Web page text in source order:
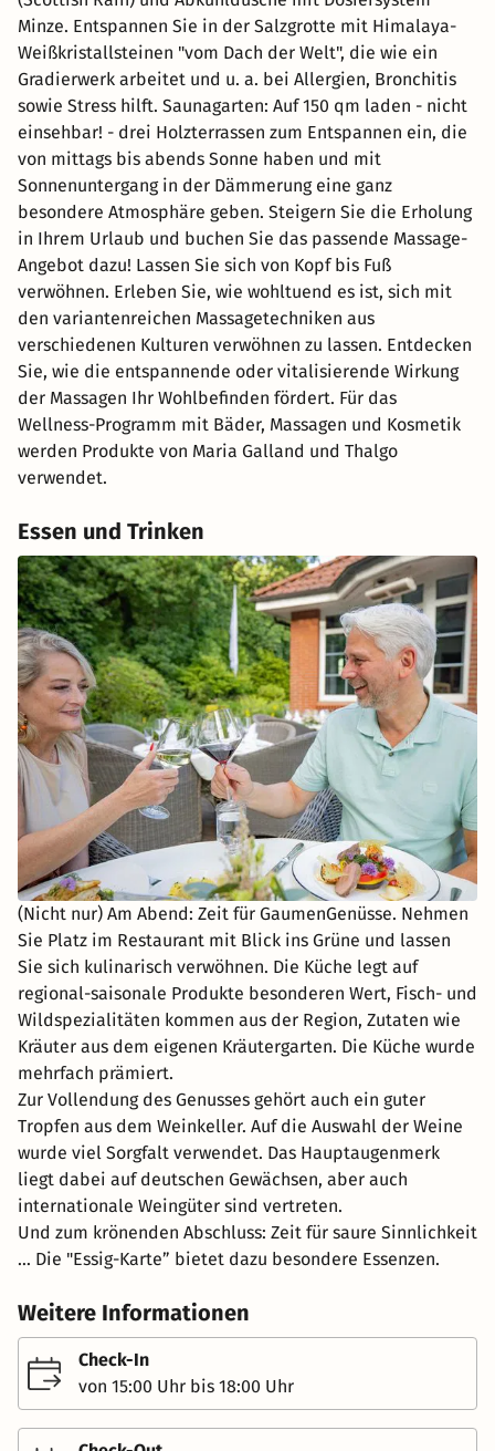
Minze. Entspannen Sie in der Salzgrotte mit Himalaya-
Weißkristallsteinen "vom Dach der Welt", die wie ein
Gradierwerk arbeitet und u. a. bei Allergien, Bronchitis
sowie Stress hilft. Saunagarten: Auf 150 qm laden - nicht
einsehbar! - drei Holzterrassen zum Entspannen ein, die
von mittags bis abends Sonne haben und mit
Sonnenuntergang in der Dämmerung eine ganz
besondere Atmosphäre geben. Steigern Sie die Erholung
in Ihrem Urlaub und buchen Sie das passende Massage-
Angebot dazu! Lassen Sie sich von Kopf bis Fuß
verwöhnen. Erleben Sie, wie wohltuend es ist, sich mit
den variantenreichen Massagetechniken aus
verschiedenen Kulturen verwöhnen zu lassen. Entdecken
Sie, wie die entspannende oder vitalisierende Wirkung
der Massagen Ihr Wohlbefinden fördert. Für das
Wellness-Programm mit Bäder, Massagen und Kosmetik
werden Produkte von Maria Galland und Thalgo
verwendet.
Essen und Trinken
(Nicht nur) Am Abend: Zeit für GaumenGenüsse. Nehmen
Sie Platz im Restaurant mit Blick ins Grüne und lassen
Sie sich kulinarisch verwöhnen. Die Küche legt auf
regional-saisonale Produkte besonderen Wert, Fisch- und
Wildspezialitäten kommen aus der Region, Zutaten wie
Kräuter aus dem eigenen Kräutergarten. Die Küche wurde
mehrfach prämiert.
Zur Vollendung des Genusses gehört auch ein guter
Tropfen aus dem Weinkeller. Auf die Auswahl der Weine
wurde viel Sorgfalt verwendet. Das Hauptaugenmerk
liegt dabei auf deutschen Gewächsen, aber auch
internationale Weingüter sind vertreten.
Und zum krönenden Abschluss: Zeit für saure Sinnlichkeit
… Die "Essig-Karte” bietet dazu besondere Essenzen.
Weitere Informationen
Check-In
von 15:00 Uhr bis 18:00 Uhr